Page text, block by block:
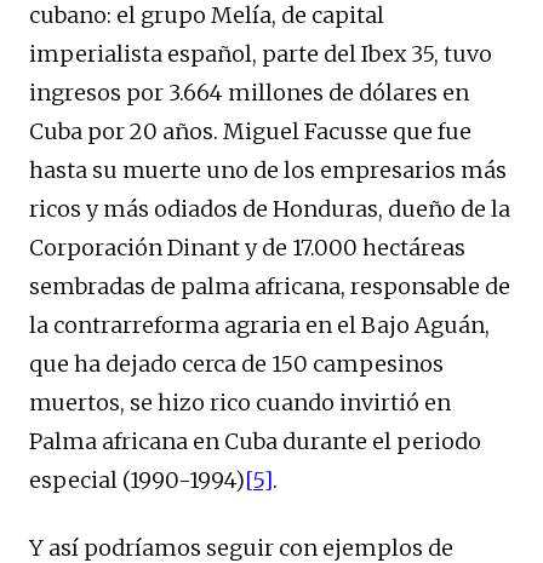
cubano: el grupo Melía, de capital
imperialista español, parte del Ibex 35, tuvo
ingresos por 3.664 millones de dólares en
Cuba por 20 años. Miguel Facusse que fue
hasta su muerte uno de los empresarios más
ricos y más odiados de Honduras, dueño de la
Corporación Dinant y de 17.000 hectáreas
sembradas de palma africana, responsable de
la contrarreforma agraria en el Bajo Aguán,
que ha dejado cerca de 150 campesinos
muertos, se hizo rico cuando invirtió en
Palma africana en Cuba durante el periodo
especial (1990-1994)[5].
Y así podríamos seguir con ejemplos de